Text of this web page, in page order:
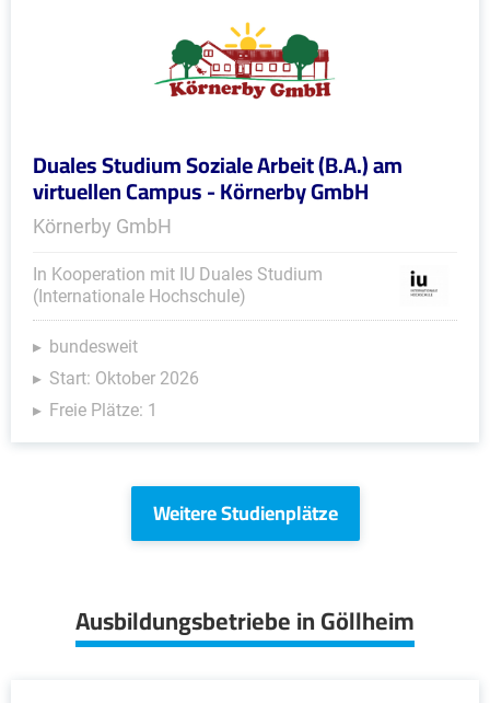
Duales Studium Soziale Arbeit (B.A.) am
virtuellen Campus - Körnerby GmbH
Körnerby GmbH
In Kooperation mit IU Duales Studium
(Internationale Hochschule)
bundesweit
Start: Oktober 2026
Freie Plätze: 1
Weitere Studienplätze
Ausbildungsbetriebe in Göllheim